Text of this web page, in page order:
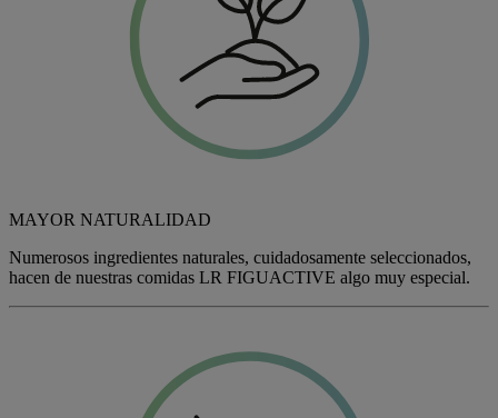
MAYOR NATURALIDAD
Numerosos ingredientes naturales, cuidadosamente seleccionados,
hacen de nuestras comidas LR FIGUACTIVE algo muy especial.